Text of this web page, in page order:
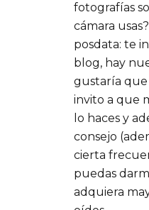
fotografías
cámara usas?
posdata: te
blog, hay
gustaría que
invito a que
lo haces y
consejo
cierta
puedas
adquiera